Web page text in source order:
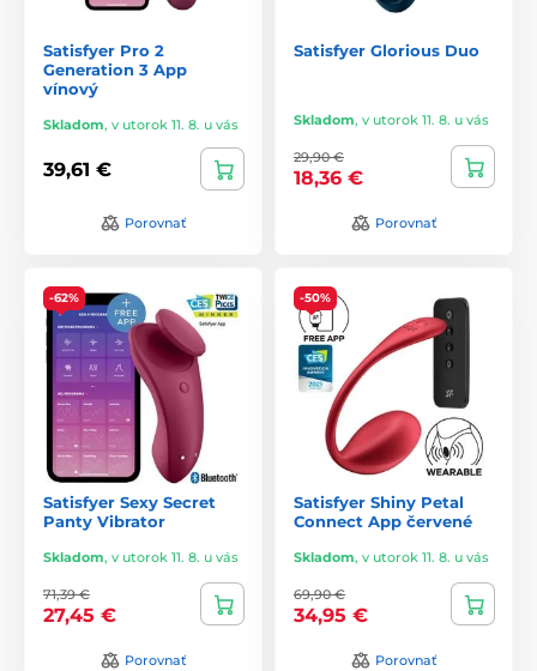
Satisfyer Pro 2
Generation 3 App
vínový
Skladom, v utorok 11. 8. u vás
39,61 €
Porovnať
Satisfyer Glorious Duo
Skladom, v utorok 11. 8. u vás
29,90 €
18,36 €
Porovnať
-62%
Satisfyer Sexy Secret
Panty Vibrator
Skladom, v utorok 11. 8. u vás
71,39 €
27,45 €
Porovnať
-50%
Satisfyer Shiny Petal
Connect App červené
Skladom, v utorok 11. 8. u vás
69,90 €
34,95 €
Porovnať